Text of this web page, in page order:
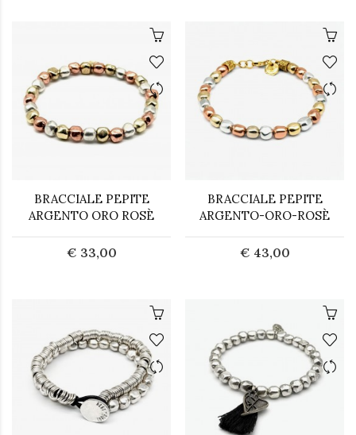
BRACCIALE PEPITE
ARGENTO ORO ROSÈ
€ 33,00
BRACCIALE PEPITE
ARGENTO-ORO-ROSÈ
€ 43,00